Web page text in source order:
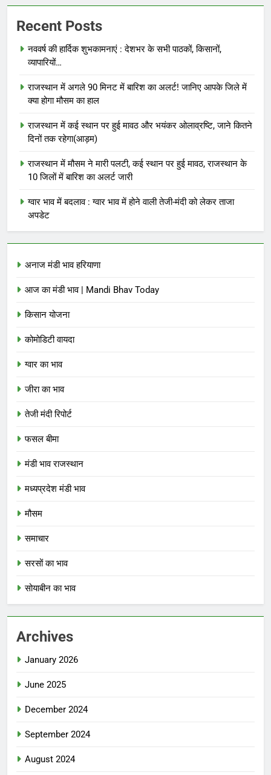
Recent Posts
नववर्ष की हार्दिक शुभकामनाएं : देशभर के सभी पाठकों, किसानों,
व्यापारियों…
राजस्थान में अगले 90 मिनट में बारिश का अलर्ट! जानिए आपके जिले में
क्या होगा मौसम का हाल
राजस्थान में कई स्थान पर हुई मावठ और भयंकर ओलाव्रष्टि, जाने कितने
दिनों तक रहेगा(आड़म)
राजस्थान में मौसम ने मारी पलटी, कई स्थान पर हुई मावठ, राजस्थान के
10 जिलों में बारिश का अलर्ट जारी
ग्वार भाव में बदलाव : ग्वार भाव में होने वाली तेजी-मंदी को लेकर ताजा
अपडेट
अनाज मंडी भाव हरियाणा
आज का मंडी भाव | Mandi Bhav Today
किसान योजना
कोमोडिटी वायदा
ग्वार का भाव
जीरा का भाव
तेजी मंदी रिपोर्ट
फसल बीमा
मंडी भाव राजस्थान
मध्यप्रदेश मंडी भाव
मौसम
समाचार
सरसों का भाव
सोयाबीन का भाव
Archives
January 2026
June 2025
December 2024
September 2024
August 2024